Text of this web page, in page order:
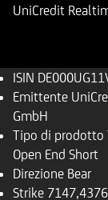
UniCredit
ISIN
Emittente
GmbH
Tipo di prodotto
Open End Short
Direzione Bear
Strike